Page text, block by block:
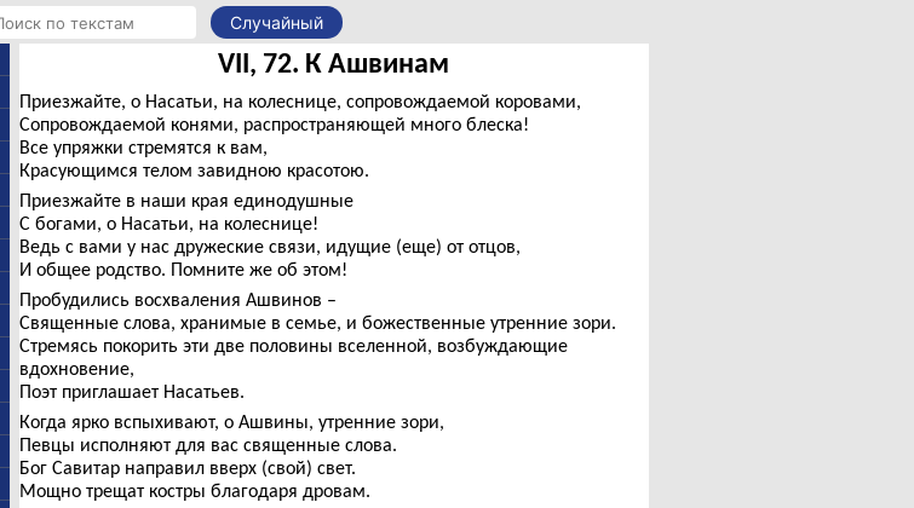
Случайный
VII, 72. К Ашвинам
Приезжайте, о Насатьи, на колеснице, сопровождаемой коровами,
Сопровождаемой конями, распространяющей много блеска!
Все упряжки стремятся к вам,
Красующимся телом завидною красотою.
Приезжайте в наши края единодушные
С богами, о Насатьи, на колеснице!
Ведь с вами у нас дружеские связи, идущие (еще) от отцов,
И общее родство. Помните же об этом!
Пробудились восхваления Ашвинов –
Священные слова, хранимые в семье, и божественные утренние зори.
Стремясь покорить эти две половины вселенной, возбуждающие
вдохновение,
Поэт приглашает Насатьев.
Когда ярко вспыхивают, о Ашвины, утренние зори,
Певцы исполняют для вас священные слова.
Бог Савитар направил вверх (свой) свет.
Мощно трещат костры благодаря дровам.